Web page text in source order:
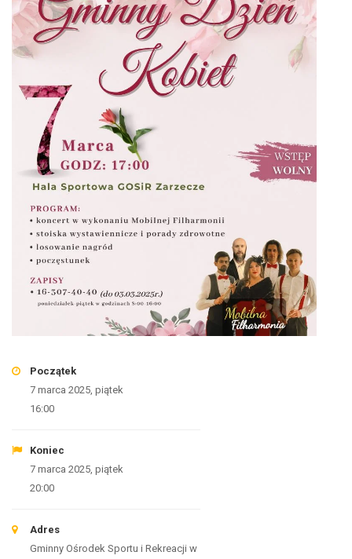
Początek
7 marca 2025, piątek
16:00
Koniec
7 marca 2025, piątek
20:00
Adres
Gminny Ośrodek Sportu i Rekreacji w